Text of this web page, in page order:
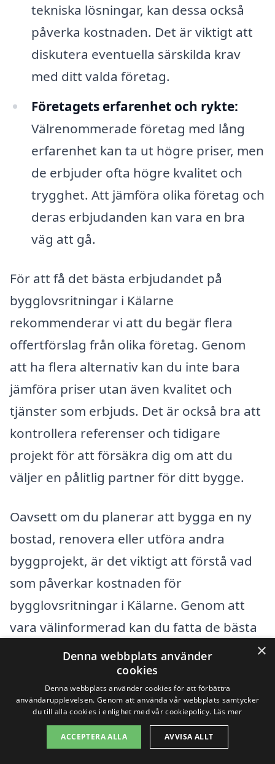
tekniska lösningar, kan dessa också
påverka kostnaden. Det är viktigt att
diskutera eventuella särskilda krav
med ditt valda företag.
Företagets erfarenhet och rykte:
Välrenommerade företag med lång
erfarenhet kan ta ut högre priser, men
de erbjuder ofta högre kvalitet och
trygghet. Att jämföra olika företag och
deras erbjudanden kan vara en bra
väg att gå.
För att få det bästa erbjudandet på
bygglovsritningar i Kälarne
rekommenderar vi att du begär flera
offertförslag från olika företag. Genom
att ha flera alternativ kan du inte bara
jämföra priser utan även kvalitet och
tjänster som erbjuds. Det är också bra att
kontrollera referenser och tidigare
projekt för att försäkra dig om att du
väljer en pålitlig partner för ditt bygge.
Oavsett om du planerar att bygga en ny
bostad, renovera eller utföra andra
byggprojekt, är det viktigt att förstå vad
som påverkar kostnaden för
bygglovsritningar i Kälarne. Genom att
vara välinformerad kan du fatta de bästa
besluten för ditt projekt och maximera
värdet av din investering.
Få 3 erbjudanden, gratis och utan
förpliktelser
×
Denna webbplats använder
cookies
Denna webbplats använder cookies för att förbättra
användarupplevelsen. Genom att använda vår webbplats samtycker
du till alla cookies i enlighet med vår cookiepolicy. Läs mer
ACCEPTERA ALLA AVVISA ALLT